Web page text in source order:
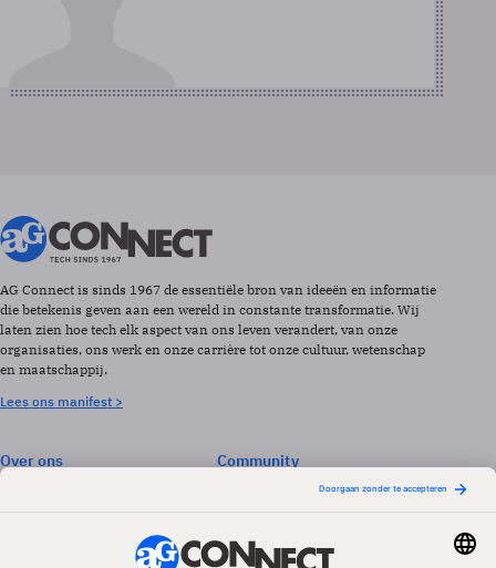
AG Connect is sinds 1967 de essentiële bron van ideeën en informatie
die betekenis geven aan een wereld in constante transformatie. Wij
laten zien hoe tech elk aspect van ons leven verandert, van onze
organisaties, ons werk en onze carrière tot onze cultuur, wetenschap
en maatschappij.
Lees ons manifest >
Over ons
Community
Events & Opleidingen
Vacatures